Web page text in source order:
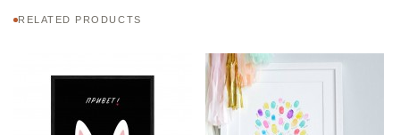
RELATED PRODUCTS